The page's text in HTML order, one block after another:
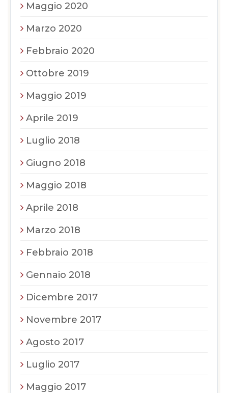
Maggio 2020
Marzo 2020
Febbraio 2020
Ottobre 2019
Maggio 2019
Aprile 2019
Luglio 2018
Giugno 2018
Maggio 2018
Aprile 2018
Marzo 2018
Febbraio 2018
Gennaio 2018
Dicembre 2017
Novembre 2017
Agosto 2017
Luglio 2017
Maggio 2017